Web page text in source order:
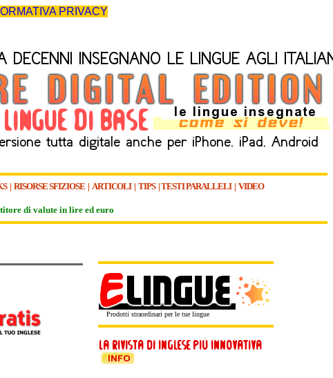
PRIVACY
| RISORSE SFIZIOSE | ARTICOLI| TIPS|TESTI PARALLELI| VIDEO
di valute in lire ed euro
Prodotti straordinari per le tue lingue